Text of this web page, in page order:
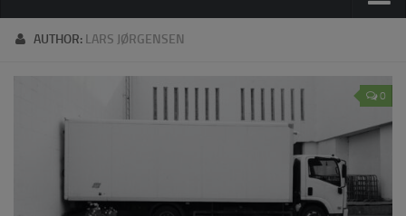
Trends
AUTHOR: LARS JØRGENSEN
0